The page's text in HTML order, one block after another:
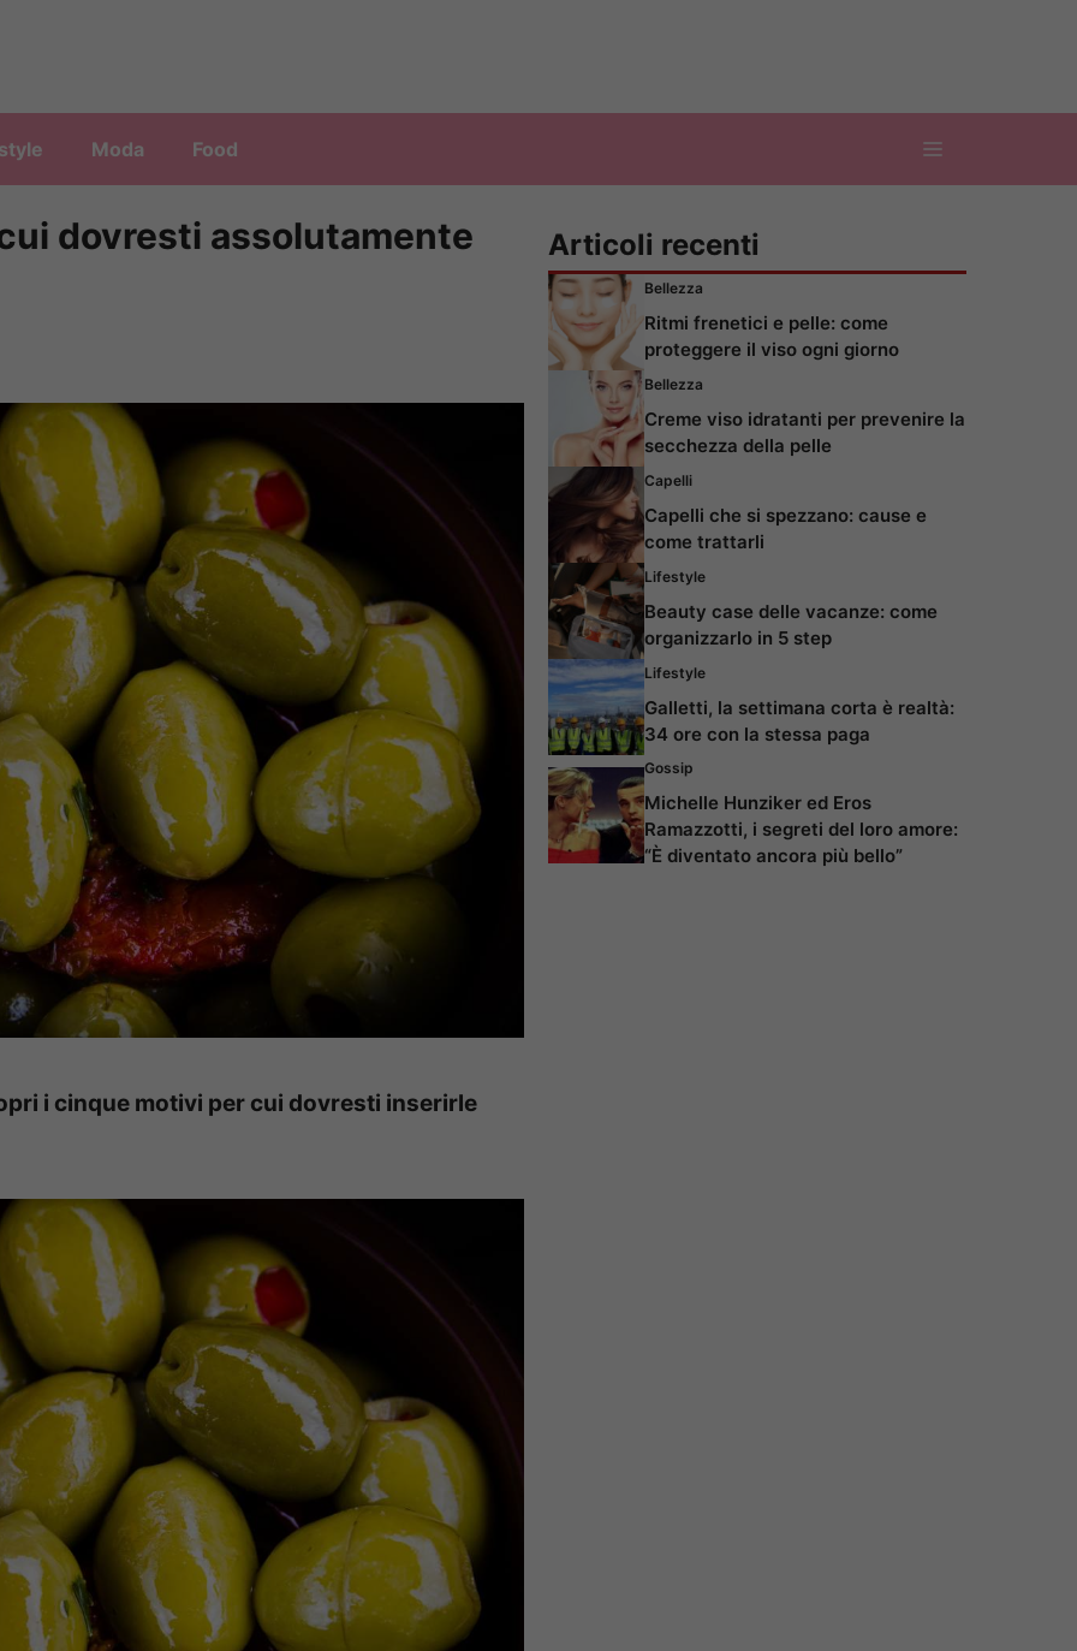
Moda Food
dovresti assolutamente
i cinque motivi per cui dovresti inserirle
Articoli recenti
Bellezza
Ritmi frenetici e pelle: come
proteggere il viso ogni giorno
Bellezza
Creme viso idratanti per prevenire la
secchezza della pelle
Capelli
Capelli che si spezzano: cause e
come trattarli
Lifestyle
Beauty case delle vacanze: come
organizzarlo in 5 step
Lifestyle
Galletti, la settimana corta è realtà:
34 ore con la stessa paga
Gossip
Michelle Hunziker ed Eros
Ramazzotti, i segreti del loro amore:
“È diventato ancora più bello”